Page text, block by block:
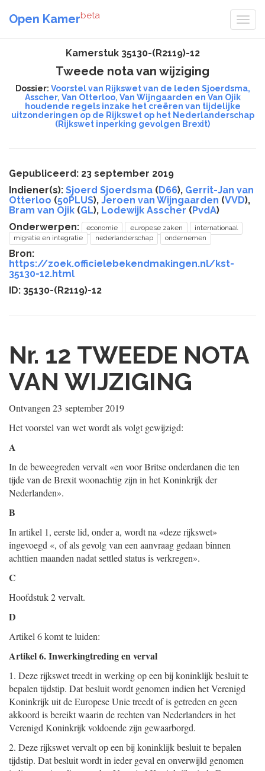
Open Kamerbeta
Kamerstuk 35130-(R2119)-12
Tweede nota van wijziging
Dossier: Voorstel van Rijkswet van de leden Sjoerdsma,
Asscher, Van Otterloo, Van Wijngaarden en Van Ojik
houdende regels inzake het creëren van tijdelijke
uitzonderingen op de Rijkswet op het Nederlanderschap
(Rijkswet inperking gevolgen Brexit)
Gepubliceerd: 23 september 2019
Indiener(s): Sjoerd Sjoerdsma (D66), Gerrit-Jan van
Otterloo (50PLUS), Jeroen van Wijngaarden (VVD),
Bram van Ojik (GL), Lodewijk Asscher (PvdA)
Onderwerpen:
economie europese zaken
internationaal
migratie en integratie
nederlanderschap ondernemen
Bron:
https://zoek.officielebekendmakingen.nl/kst-
35130-12.html
ID: 35130-(R2119)-12
Nr. 12 TWEEDE NOTA
VAN WIJZIGING
Ontvangen 23 september 2019
Het voorstel van wet wordt als volgt gewijzigd:
A
In de beweegreden vervalt «en voor Britse onderdanen die ten
tijde van de Brexit woonachtig zijn in het Koninkrijk der
Nederlanden».
B
In artikel 1, eerste lid, onder a, wordt na «deze rijkswet»
ingevoegd «, of als gevolg van een aanvraag gedaan binnen
achttien maanden nadat settled status is verkregen».
C
Hoofdstuk 2 vervalt.
D
Artikel 6 komt te luiden:
Artikel 6. Inwerkingtreding en verval
1. Deze rijkswet treedt in werking op een bij koninklijk besluit te
bepalen tijdstip. Dat besluit wordt genomen indien het Verenigd
Koninkrijk uit de Europese Unie treedt of is getreden en geen
akkoord is bereikt waarin de rechten van Nederlanders in het
Verenigd Koninkrijk voldoende zijn gewaarborgd.
2. Deze rijkswet vervalt op een bij koninklijk besluit te bepalen
tijdstip. Dat besluit wordt in ieder geval en onverwijld genomen